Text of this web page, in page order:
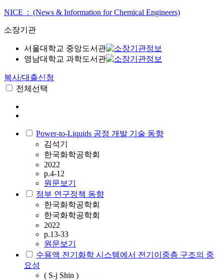
NICE : (News & Information for Chemical Engineers)
소장기관
서울대학교 중앙도서관
영남대학교 과학도서관
복사/대출신청
전체선택
Power-to-Liquids 공정 개발 기술 동향
김석기
한국화학공학회
2022
p.4-12
원문보기
정부 연구정책 동향
한국화학공학회
한국화학공학회
2022
p.13-33
원문보기
수용액 전기화학 시스템에서 전기이중층 구조의 중
요성
( S-j Shin )